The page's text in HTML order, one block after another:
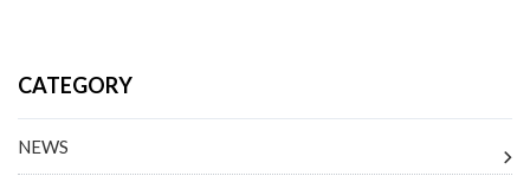
CATEGORY
NEWS